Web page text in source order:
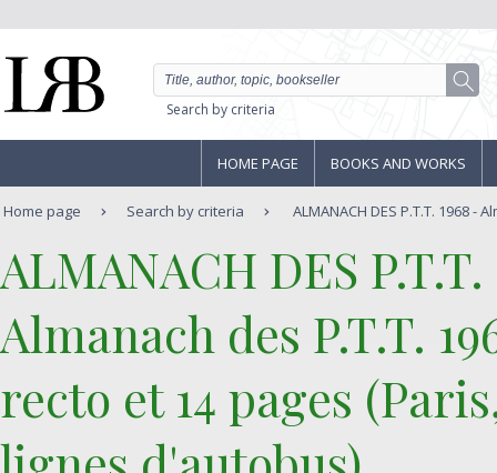
Search by criteria
HOME PAGE BOOKS AND WORKS
Home page Search by criteria ALMANACH DES P.T.T. 1968 -
‎ALMANACH DES P.T.T.
‎Almanach des P.T.T.
recto et 14 pages